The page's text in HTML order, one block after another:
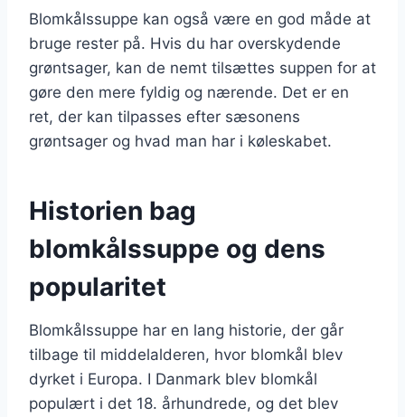
Blomkålssuppe kan også være en god måde at
bruge rester på. Hvis du har overskydende
grøntsager, kan de nemt tilsættes suppen for at
gøre den mere fyldig og nærende. Det er en
ret, der kan tilpasses efter sæsonens
grøntsager og hvad man har i køleskabet.
Historien bag
blomkålssuppe og dens
popularitet
Blomkålssuppe har en lang historie, der går
tilbage til middelalderen, hvor blomkål blev
dyrket i Europa. I Danmark blev blomkål
populært i det 18. århundrede, og det blev